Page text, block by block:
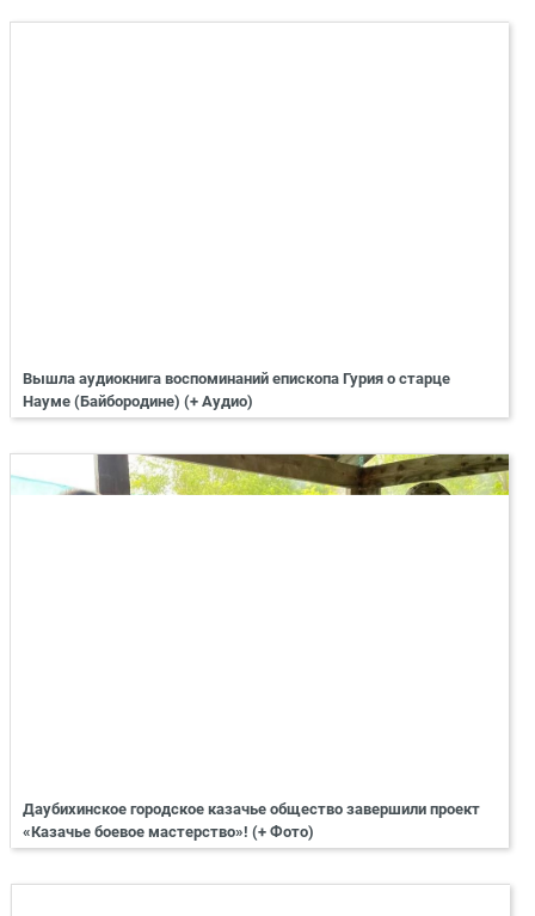
Вышла аудиокнига воспоминаний епископа Гурия о старце
Науме (Байбородине) (+ Аудио)
Даубихинское городское казачье общество завершили проект
«Казачье боевое мастерство»! (+ Фото)